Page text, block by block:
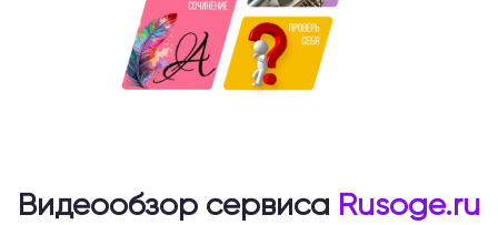
Видеообзор сервиса Rusoge.ru